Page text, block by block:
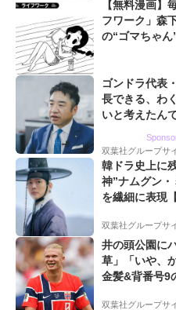
【無料漫画】
フワーク」森
の“ゴマちゃ
ゴンドラ代表
長できる、わ
いと考えたん
双葉社グループサ
韓ドラ史上に
神”ナムグン
を繊細に表現
双葉社グループサ
井の頭公園に
草」「いや、
金髪&背番号9
ー”映像が話
双葉社グループサ